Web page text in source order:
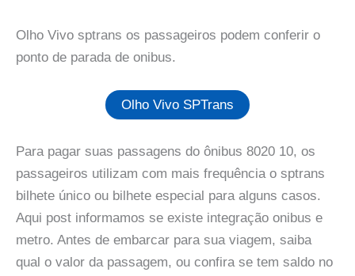
Olho Vivo sptrans os passageiros podem conferir o
ponto de parada de onibus.
Olho Vivo SPTrans
Para pagar suas passagens do ônibus 8020 10, os
passageiros utilizam com mais frequência o sptrans
bilhete único ou bilhete especial para alguns casos.
Aqui post informamos se existe integração onibus e
metro. Antes de embarcar para sua viagem, saiba
qual o valor da passagem, ou confira se tem saldo no